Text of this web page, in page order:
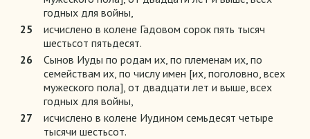
годных для войны,
25
исчислено в колене Гадовом сорок пять тысяч
шестьсот пятьдесят.
26
Сынов Иуды по родам их, по племенам их, по
семействам их, по числу имен [их, поголовно, всех
мужеского пола], от двадцати лет и выше, всех
годных для войны,
27
исчислено в колене Иудином семьдесят четыре
тысячи шестьсот.